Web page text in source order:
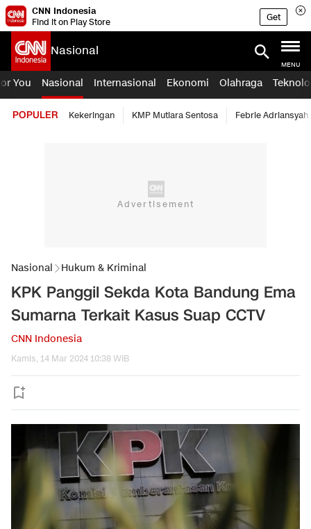
CNN Indonesia
Find it on Play Store
Get
Nasional
MENU
You Nasional Internasional Ekonomi Olahraga
POPULER Kekeringan KMP Mutiara Sentosa Febrie Adriansyah
Nasional Hukum & Kriminal
KPK Panggil Sekda Kota Bandung Ema
Sumarna Terkait Kasus Suap CCTV
CNN Indonesia
Kamis, 14 Mar 2024 10:38 WIB